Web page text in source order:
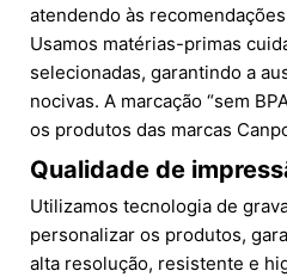
atendendo às
Usamos matérias-primas
selecionadas, garantindo a
nocivas. A marcação “sem
os produtos das marcas
Qualidade de
Utilizamos tecnologia de
personalizar os produtos,
alta resolução, resistente e